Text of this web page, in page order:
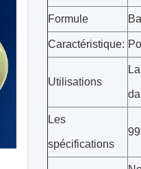
Formule
Caractéristique:
Utilisations
Les
spécifications